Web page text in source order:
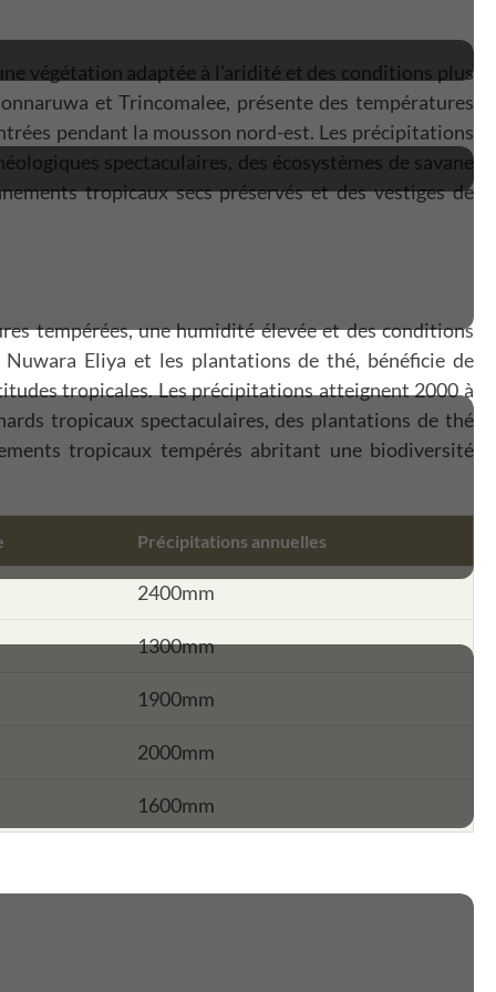
végétation adaptée à l'aridité et des conditions plus
et Trincomalee, présente des températures
pendant la mousson nord-est. Les précipitations
spectaculaires, des écosystèmes de savane
tropicaux secs préservés et des vestiges de
tempérées, une humidité élevée et des conditions
Eliya et les plantations de thé, bénéficie de
tropicales. Les précipitations atteignent 2000 à
tropicaux spectaculaires, des plantations de thé
tropicaux tempérés abritant une biodiversité
Précipitations annuelles
2400mm
1300mm
1900mm
2000mm
1600mm